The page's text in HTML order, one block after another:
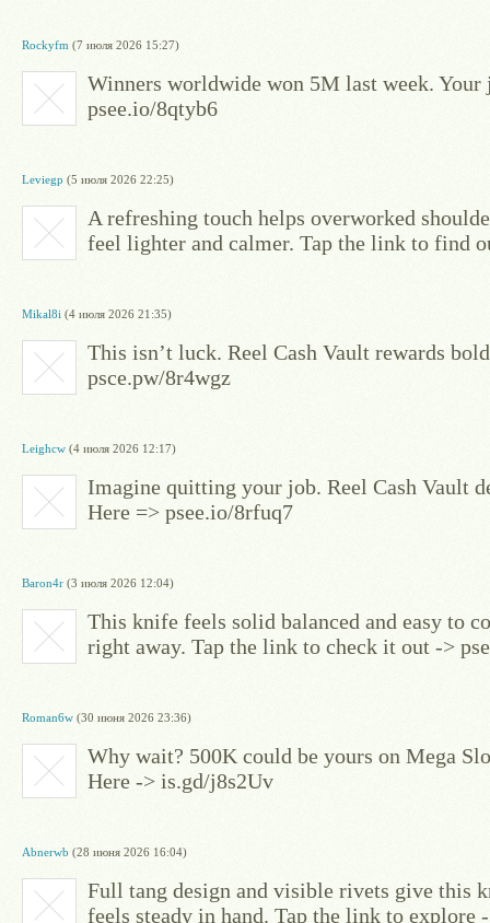
Rockyfm (7 июля 2026 15:27)
Winners worldwide won 5M last week.
psee.io/8qtyb6
Leviegp (5 июля 2026 22:25)
A refreshing touch helps overworked
feel lighter and calmer. Tap the link to find
Mikal8i (4 июля 2026 21:35)
This isn’t luck. Reel Cash Vault rewards
psce.pw/8r4wgz
Leighcw (4 июля 2026 12:17)
Imagine quitting your job. Reel Cash Vault
Here => psee.io/8rfuq7
Baron4r (3 июля 2026 12:04)
This knife feels solid balanced and easy to
right away. Tap the link to check it out ->
Roman6w (30 июня 2026 23:36)
Why wait? 500K could be yours on Mega
Here -> is.gd/j8s2Uv
Abnerwb (28 июня 2026 16:04)
Full tang design and visible rivets give this
feels steady in hand. Tap the link to explore